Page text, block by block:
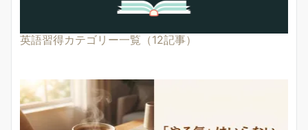
英語習得カテゴリー一覧（12記事）